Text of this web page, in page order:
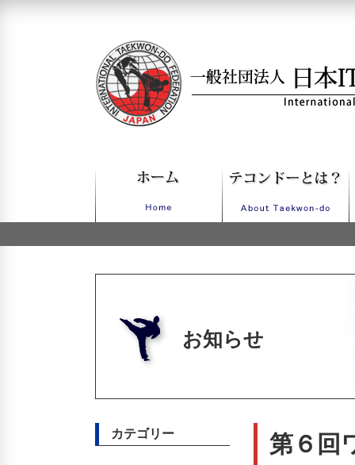
お知らせ
カテゴリー
第６回